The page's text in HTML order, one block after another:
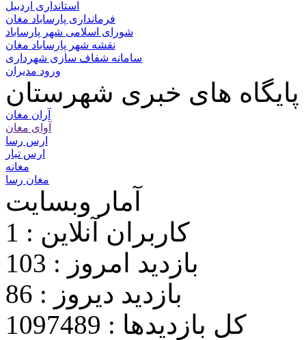
استانداری اردبیل
فرمانداری پارساباد مغان
شورای اسلامی شهر پارساباد
نقشه شهر پارساباد مغان
سامانه شفاف سازی شهرداری
ورود مدیران
پایگاه های خبری شهرستان
آران مغان
آوای مغان
ارس رسا
ارس تبار
مغانه
مغان رسا
آمار وبسایت
کاربران آنلاین : 1
بازدید امروز : 103
بازدید دیروز : 86
کل بازدیدها : 1097489